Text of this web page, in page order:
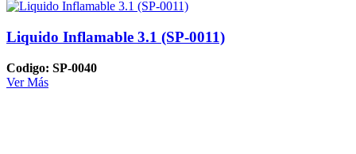
Liquido Inflamable 3.1 (SP-0011)
Codigo: SP-0040
Ver Más